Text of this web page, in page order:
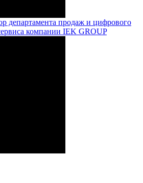
департамента продаж и цифрового
компании IEK GROUP